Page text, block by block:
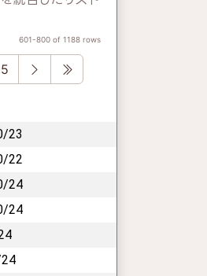
601-800 of 1188 rows
5 Next
23
22
24
24